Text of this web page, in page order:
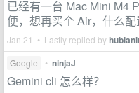
已经有一台 Mac Mini M4
便，想再买个 Air，什么配
Jan 21 • Lastly replied by
Google • ninjaJ
Gemini cli 怎么样？